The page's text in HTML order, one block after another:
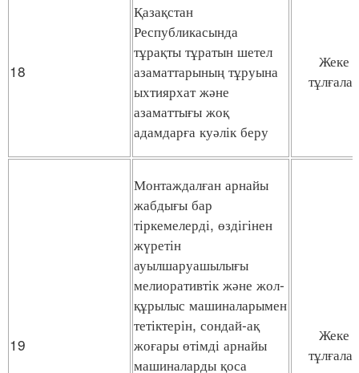
18
Қазақстан
Республикасында
тұрақты тұратын шетел
азаматтарының тұруына
ыхтиярхат және
азаматтығы жоқ
адамдарға куәлік беру
Жеке
тұлғалар
19
Монтаждалған арнайы
жабдығы бар
тіркемелерді, өздігінен
жүретін
ауылшаруашылығы
мелиоративтік және жол-
құрылыс машиналарымен
тетіктерін, сондай-ақ
жоғары өтімді арнайы
машиналарды қоса
Жеке
тұлғалар